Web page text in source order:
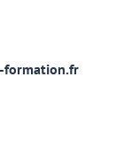
formation.fr